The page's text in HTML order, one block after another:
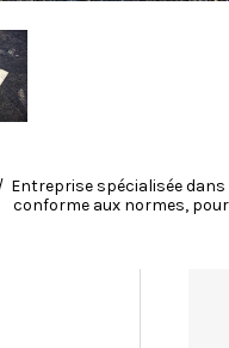
Entreprise spécialisée
conforme aux normes,